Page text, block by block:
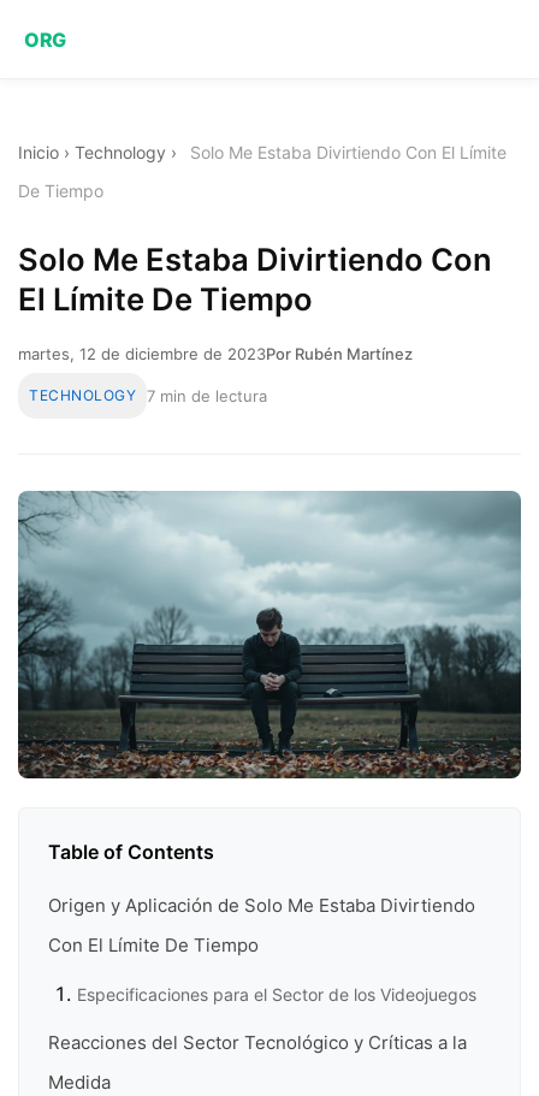
ORG
Inicio › Technology ›
Solo Me Estaba Divirtiendo Con El Límite
De Tiempo
Solo Me Estaba Divirtiendo Con
El Límite De Tiempo
martes, 12 de diciembre de 2023Por Rubén Martínez
TECHNOLOGY 7 min de lectura
Table of Contents
Origen y Aplicación de Solo Me Estaba Divirtiendo
Con El Límite De Tiempo
Especificaciones para el Sector de los Videojuegos
Reacciones del Sector Tecnológico y Críticas a la
Medida